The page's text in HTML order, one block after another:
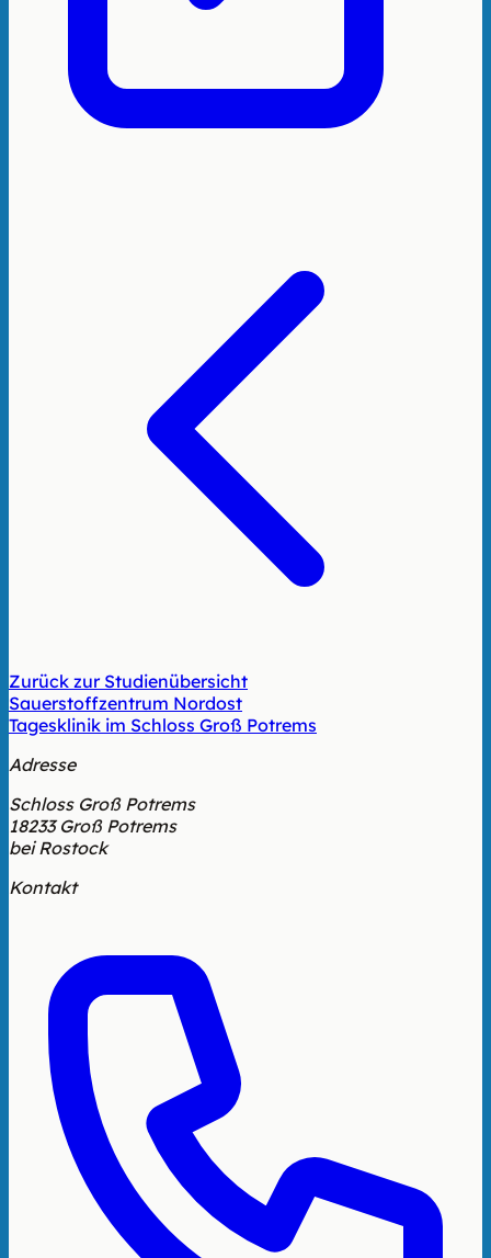
Zurück zur Studienübersicht
Sauerstoffzentrum Nordost
Tagesklinik im Schloss Groß Potrems
Adresse
Schloss Groß Potrems
18233 Groß Potrems
bei Rostock
Kontakt